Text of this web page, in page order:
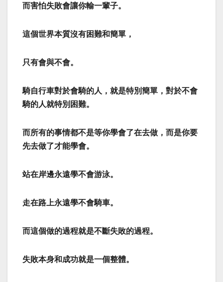
而害怕失敗會讓你輸一輩子。
這個世界本質沒有困難和簡單，
只有會與不會。
騎自行車對於會騎的人，就是特別簡單，對於不會
騎的人就特別困難。
而所有的事情都不是等你學會了在去做，而是你要
先去做了才能學會。
站在岸邊永遠學不會游泳。
走在路上永遠學不會騎車。
而這個做的過程就是不斷失敗的過程。
失敗本身和成功就是一個整體。